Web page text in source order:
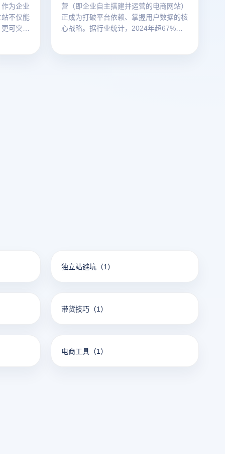
为企业
不仅能
可突破
营（即企业自主搭建并运营的电商网站）
正成为打破平台依赖、掌握用户数据的核
心战略。据行业统计，2024年超67%的
独立站避坑 （1）
带货技巧 （1）
电商工具 （1）